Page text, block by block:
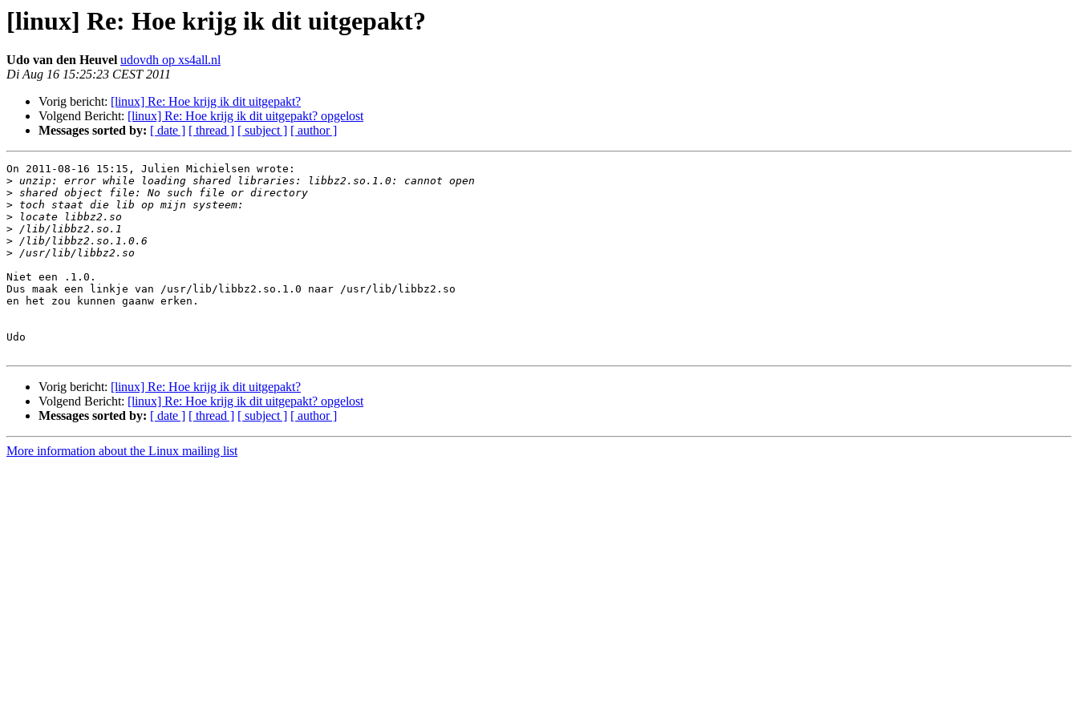
[linux] Re: Hoe krijg ik dit uitgepakt?
Udo van den Heuvel udovdh op xs4all.nl
Di Aug 16 15:25:23 CEST 2011
Vorig bericht: [linux] Re: Hoe krijg ik dit uitgepakt?
Volgend Bericht: [linux] Re: Hoe krijg ik dit uitgepakt? opgelost
Messages sorted by: [ date ] [ thread ] [ subject ] [ author ]
On 2011-08-16 15:15, Julien Michielsen wrote:
>
>
>
>
>
>
>
Niet een .1.0.
Dus maak een linkje van /usr/lib/libbz2.so.1.0 naar /usr/lib/libbz2.so
en het zou kunnen gaanw erken.
Udo
Vorig bericht: [linux] Re: Hoe krijg ik dit uitgepakt?
Volgend Bericht: [linux] Re: Hoe krijg ik dit uitgepakt? opgelost
Messages sorted by: [ date ] [ thread ] [ subject ] [ author ]
More information about the Linux mailing list